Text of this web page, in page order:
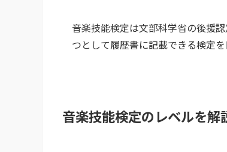
音楽技能検定は文部科学省の後援
つとして履歴書に記載できる検定を
音楽技能検定のレベルを解